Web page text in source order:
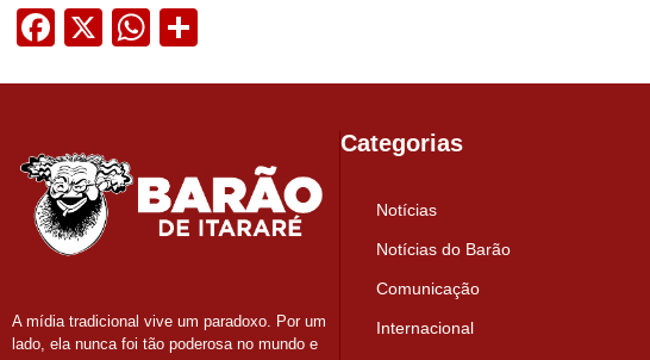
Facebook
X WhatsApp
A mídia tradicional vive um paradoxo. Por um
lado, ela nunca foi tão poderosa no mundo e
Categorias
Notícias
Notícias do Barão
Comunicação
Internacional